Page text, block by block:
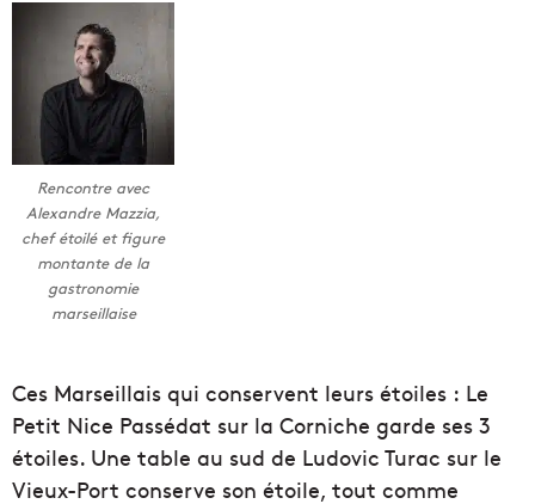
Rencontre avec
Alexandre Mazzia,
chef étoilé et figure
montante de la
gastronomie
marseillaise
Ces Marseillais qui conservent leurs étoiles : Le
Petit Nice Passédat sur la Corniche garde ses 3
étoiles. Une table au sud de Ludovic Turac sur le
Vieux-Port conserve son étoile, tout comme